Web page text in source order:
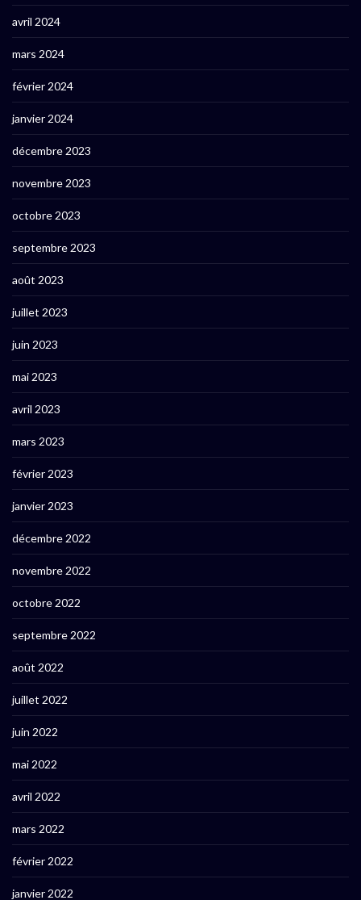
avril 2024
mars 2024
février 2024
janvier 2024
décembre 2023
novembre 2023
octobre 2023
septembre 2023
août 2023
juillet 2023
juin 2023
mai 2023
avril 2023
mars 2023
février 2023
janvier 2023
décembre 2022
novembre 2022
octobre 2022
septembre 2022
août 2022
juillet 2022
juin 2022
mai 2022
avril 2022
mars 2022
février 2022
janvier 2022